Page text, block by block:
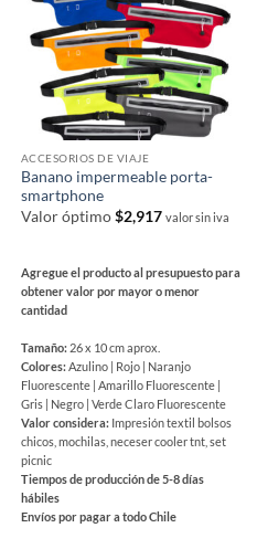
ACCESORIOS DE VIAJE
Banano impermeable porta-
smartphone
Valor óptimo$2,917 valor sin iva
Agregue el producto al presupuesto para
obtener valor por mayor o menor
cantidad
Tamaño: 26 x 10 cm aprox.
Colores: Azulino | Rojo | Naranjo
Fluorescente | Amarillo Fluorescente |
Gris | Negro | Verde Claro Fluorescente
Valor considera: Impresión textil bolsos
chicos, mochilas, neceser cooler tnt, set
picnic
Tiempos de producción de 5-8 días
hábiles
Envíos por pagar a todo Chile